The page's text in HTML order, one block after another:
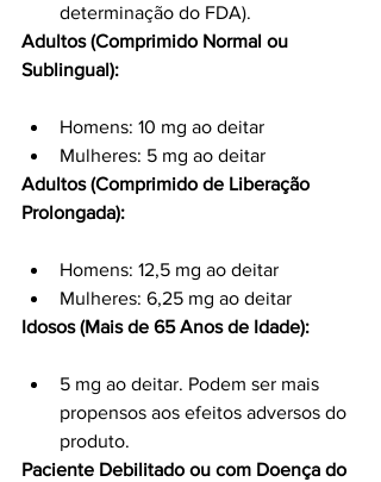
determinação do FDA).
Adultos (Comprimido Normal ou
Sublingual):
Homens: 10 mg ao deitar
Mulheres: 5 mg ao deitar
Adultos (Comprimido de Liberação
Prolongada):
Homens: 12,5 mg ao deitar
Mulheres: 6,25 mg ao deitar
Idosos (Mais de 65 Anos de Idade):
5 mg ao deitar. Podem ser mais
propensos aos efeitos adversos do
produto.
Paciente Debilitado ou com Doença do